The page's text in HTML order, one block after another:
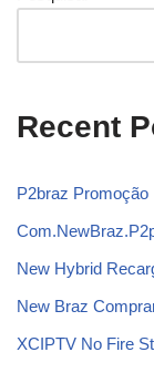
Recent
P2braz Promoção
New Hybrid
New Braz
XCIPTV No Fire